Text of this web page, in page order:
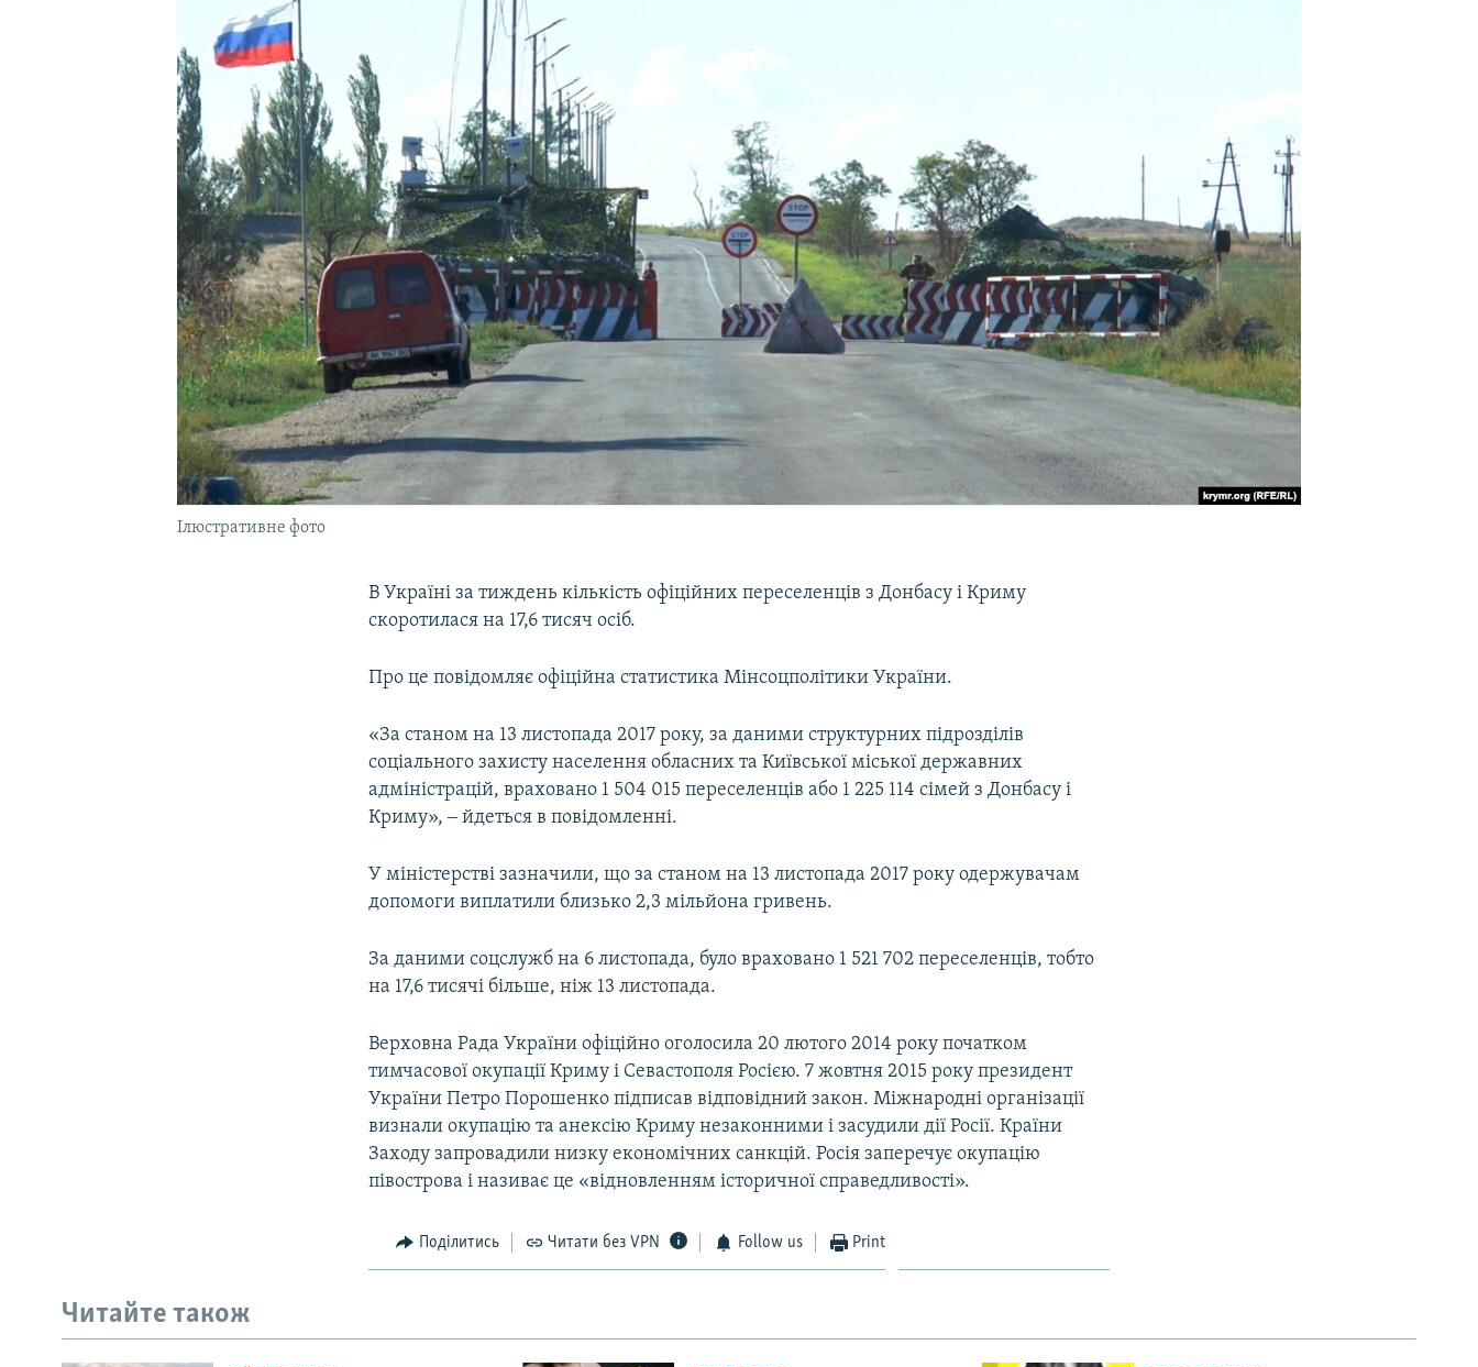
УКРАЇНСЬКА ПРОБЛЕМА КРИМУ
Ілюстративне фото
В Україні за тиждень кількість офіційних переселенців з Донбасу і Криму
скоротилася на 17,6 тисяч осіб.
Про це повідомляє офіційна статистика Мінсоцполітики України.
«За станом на 13 листопада 2017 року, за даними структурних підрозділів
соціального захисту населення обласних та Київської міської державних
адміністрацій, враховано 1 504 015 переселенців або 1 225 114 сімей з Донбасу і
Криму», ‒ йдеться в повідомленні.
У міністерстві зазначили, що за станом на 13 листопада 2017 року одержувачам
допомоги виплатили близько 2,3 мільйона гривень.
За даними соцслужб на 6 листопада, було враховано 1 521 702 переселенців, тобто
на 17,6 тисячі більше, ніж 13 листопада.
Верховна Рада України офіційно оголосила 20 лютого 2014 року початком
тимчасової окупації Криму і Севастополя Росією. 7 жовтня 2015 року президент
України Петро Порошенко підписав відповідний закон. Міжнародні організації
визнали окупацію та анексію Криму незаконними і засудили дії Росії. Країни
Заходу запровадили низку економічних санкцій. Росія заперечує окупацію
півострова і називає це «відновленням історичної справедливості».
Поділитись Читати без VPN Follow us Print
Читайте також